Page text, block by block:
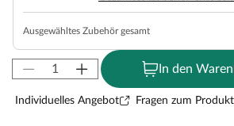
Ausgewähltes Zubehör gesamt
In den
Individuelles Angebot Fragen zum Produkt